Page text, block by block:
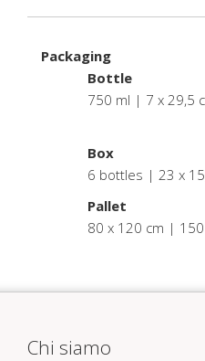
Packaging
Bottle
750 ml | 7 x 29,5
Box
6 bottles | 23 x
Pallet
80 x 120 cm |
Chi siamo